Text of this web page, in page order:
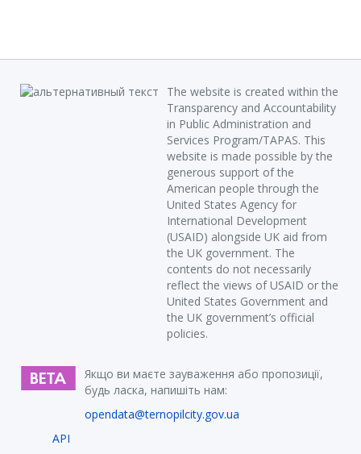
The website is created within the
Transparency and Accountability
in Public Administration and
Services Program/TAPAS. This
website is made possible by the
generous support of the
American people through the
United States Agency for
International Development
(USAID) alongside UK aid from
the UK government. The
contents do not necessarily
reflect the views of USAID or the
United States Government and
the UK government’s official
policies.
Якщо ви маєте зауваження або пропозиції,
будь ласка, напишіть нам:
opendata@ternopilcity.gov.ua
API